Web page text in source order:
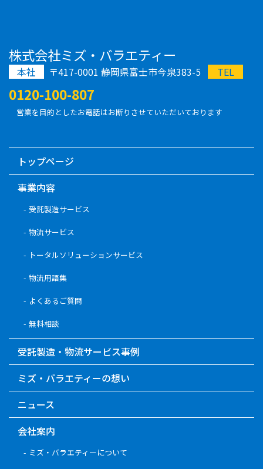
株式会社ミズ・バラエティー
本社 〒417-0001 静岡県富士市今泉383-5 TEL
0120-100-807
営業を目的としたお電話はお断りさせていただいております
トップページ
事業内容
受託製造サービス
物流サービス
トータルソリューションサービス
物流用語集
よくあるご質問
無料相談
受託製造・物流サービス事例
ミズ・バラエティーの想い
ニュース
会社案内
ミズ・バラエティーについて